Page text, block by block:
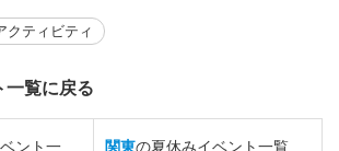
クティビティ
一覧に戻る
ント一 関東の夏休みイベント一覧